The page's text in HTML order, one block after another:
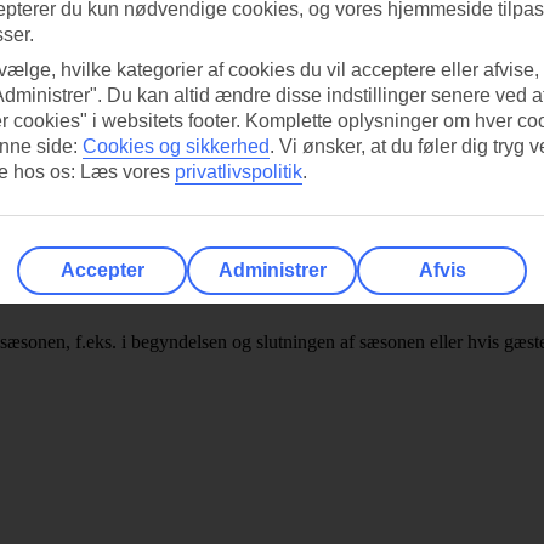
med måltidsdrikke (husets vin, øl, sodavand eller vand). National
f.eks. i begyndelsen og slutningen af sæsonen eller hvis
du kun nødvendige cookies, og vores hjemmeside
hvilke kategorier af cookies du vil acceptere eller afvise,
Du kan altid ændre disse indstillinger senere ved
cookies" i websitets footer. Komplette oplysninger om hver
side: Cookies og sikkerhed. Vi ønsker, at du føler dig tryg
hos os: Læs vores privatlivspolitik.
Accepter Administrer Afvis